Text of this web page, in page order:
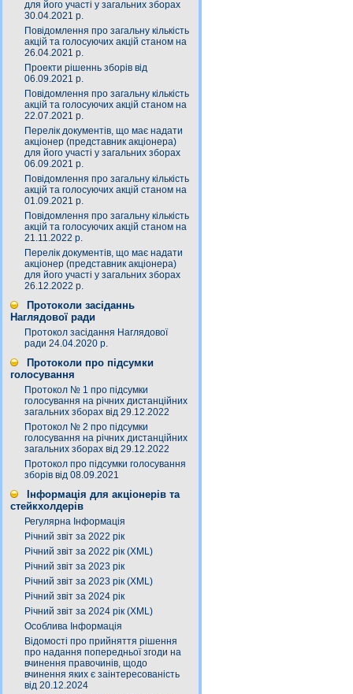
для його участі у загальних зборах
30.04.2021 р.
Повідомлення про загальну кількість
акцій та голосуючих акцій станом на
26.04.2021 р.
Проекти рішеннь зборів від
06.09.2021 р.
Повідомлення про загальну кількість
акцій та голосуючих акцій станом на
22.07.2021 р.
Перелік документів, що має надати
акціонер (представник акціонера)
для його участі у загальних зборах
06.09.2021 р.
Повідомлення про загальну кількість
акцій та голосуючих акцій станом на
01.09.2021 р.
Повідомлення про загальну кількість
акцій та голосуючих акцій станом на
21.11.2022 р.
Перелік документів, що має надати
акціонер (представник акціонера)
для його участі у загальних зборах
26.12.2022 р.
Протоколи засіданнь
Наглядової ради
Протокол засідання Наглядової
ради 24.04.2020 р.
Протоколи про підсумки
голосування
Протокол № 1 про підсумки
голосування на річних дистанційних
загальних зборах від 29.12.2022
Протокол № 2 про підсумки
голосування на річних дистанційних
загальних зборах від 29.12.2022
Протокол про підсумки голосування
зборів від 08.09.2021
Інформація для акціонерів та
стейкхолдерів
Регулярна Інформація
Річний звіт за 2022 рік
Річний звіт за 2022 рік (XML)
Річний звіт за 2023 рік
Річний звіт за 2023 рік (XML)
Річний звіт за 2024 рік
Річний звіт за 2024 рік (XML)
Особлива Інформація
Відомості про прийняття рішення
про надання попередньої згоди на
вчинення правочинів, щодо
вчинення яких є заінтересованість
від 20.12.2024